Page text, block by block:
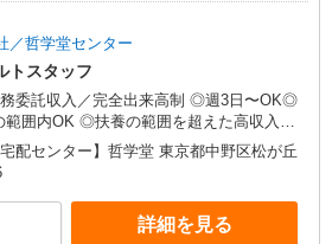
／哲学堂センター
トスタッフ
委託収入／完全出来高制 ◎週3日〜OK◎
範囲内OK ◎扶養の範囲を超えた高収入も
※収入補償制度/月10万円（最長12か月
月収例:週5日9時-13時の場合 月10万円〜
！ ※研修制度あり 収入保障期間：12か月
宅配センター】哲学堂 東京都中野区松が丘
詳細を見る